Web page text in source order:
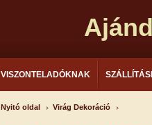
VISZONTELADÓKNAK
Nyitó oldal Virág Dekoráció